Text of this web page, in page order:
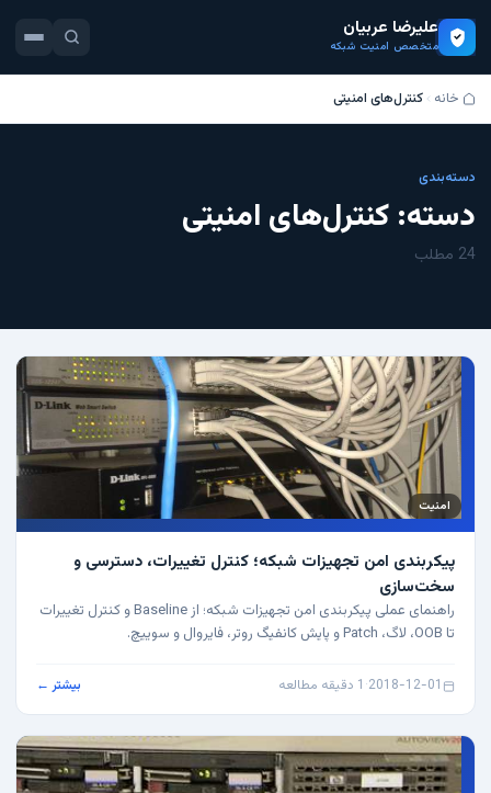
علیرضا عربیان
متخصص امنیت شبکه
خانه کنترل‌های امنیتی
دسته‌بندی
دسته: کنترل‌های امنیتی
24 مطلب
امنیت
پیکربندی امن تجهیزات شبکه؛ کنترل تغییرات، دسترسی و
سخت‌سازی
راهنمای عملی پیکربندی امن تجهیزات شبکه؛ از Baseline و کنترل تغییرات
تا OOB، لاگ، Patch و پایش کانفیگ روتر، فایروال و سوییچ.
2018-12-01
· 1 دقیقه مطالعه بیشتر ←